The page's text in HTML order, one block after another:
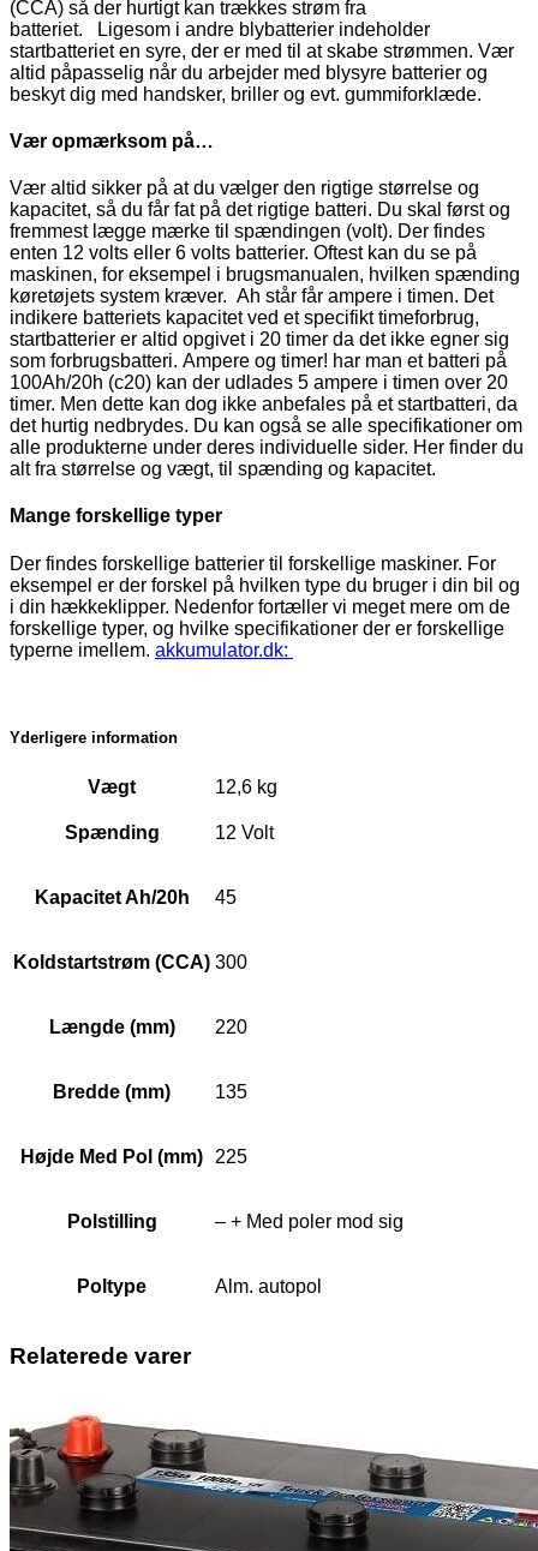
(CCA) så der hurtigt kan trækkes strøm fra
batteriet. Ligesom i andre blybatterier indeholder
startbatteriet en syre, der er med til at skabe strømmen. Vær
altid påpasselig når du arbejder med blysyre batterier og
beskyt dig med handsker, briller og evt. gummiforklæde.
Vær opmærksom på…
Vær altid sikker på at du vælger den rigtige størrelse og
kapacitet, så du får fat på det rigtige batteri. Du skal først og
fremmest lægge mærke til spændingen (volt). Der findes
enten 12 volts eller 6 volts batterier. Oftest kan du se på
maskinen, for eksempel i brugsmanualen, hvilken spænding
køretøjets system kræver. Ah står får ampere i timen. Det
indikere batteriets kapacitet ved et specifikt timeforbrug,
startbatterier er altid opgivet i 20 timer da det ikke egner sig
som forbrugsbatteri. Ampere og timer! har man et batteri på
100Ah/20h (c20) kan der udlades 5 ampere i timen over 20
timer. Men dette kan dog ikke anbefales på et startbatteri, da
det hurtig nedbrydes. Du kan også se alle specifikationer om
alle produkterne under deres individuelle sider. Her finder du
alt fra størrelse og vægt, til spænding og kapacitet.
Mange forskellige typer
Der findes forskellige batterier til forskellige maskiner. For
eksempel er der forskel på hvilken type du bruger i din bil og
i din hækkeklipper. Nedenfor fortæller vi meget mere om de
forskellige typer, og hvilke specifikationer der er forskellige
typerne imellem. akkumulator.dk:
Yderligere information
Vægt 12,6 kg
Spænding 12 Volt
Kapacitet Ah/20h 45
Koldstartstrøm (CCA) 300
Længde (mm) 220
Bredde (mm) 135
Højde Med Pol (mm) 225
Polstilling – + Med poler mod sig
Poltype Alm. autopol
Relaterede varer